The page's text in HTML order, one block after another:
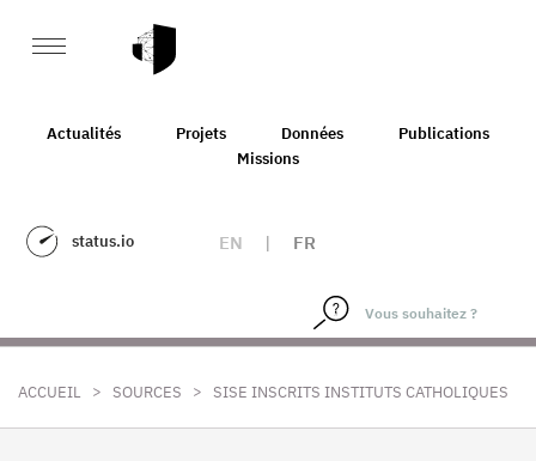
Actualités Projets Données
Publications
Missions
status.io EN | FR
ACCUEIL > SOURCES > SISE INSCRITS INSTITUTS CATHOLIQUES